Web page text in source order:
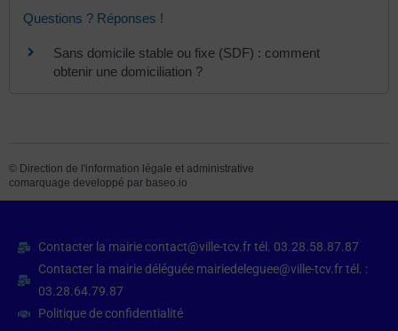
Questions ? Réponses !
Sans domicile stable ou fixe (SDF) : comment
obtenir une domiciliation ?
© Direction de l'information légale et administrative
comarquage developpé par baseo.io
Contacter la mairie contact@ville-tcv.fr tél. 03.28.58.87.87
Contacter la mairie déléguée mairiedeleguee@ville-tcv.fr tél. :
03.28.64.79.87
Politique de confidentialité